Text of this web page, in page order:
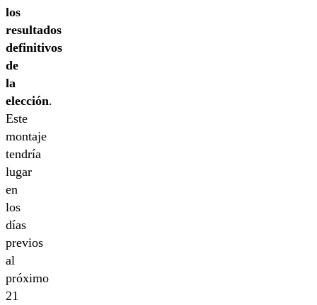
los
resultados
definitivos
de
la
elección.
Este
montaje
tendría
lugar
en
los
días
previos
al
próximo
21